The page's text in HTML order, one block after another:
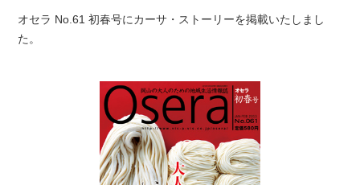
オセラ No.61 初春号にカーサ・ストーリーを掲載いたしまし
た。